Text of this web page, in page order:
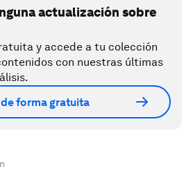
actualización sobre
y accede a tu colección
con nuestras últimas
forma gratuita